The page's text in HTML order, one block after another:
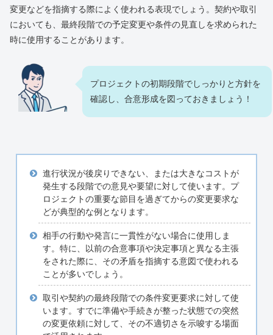
変更などを指摘する際によく使われる表現でしょう。契約や取引
においても、最終段階での予定変更や条件の見直しを求められた
時に使用することがあります。
プロジェクトの初期段階でしっかりと方針を
確認し、合意形成を図っておきましょう！
進行状況が後戻りできない、または大きなコストが
発生する段階での意見や要望に対して使います。プ
ロジェクトの重要な節目を過ぎてからの変更要求な
どが典型的な例となります。
相手の行動や発言に一貫性がない場合に使用しま
す。特に、以前の合意事項や決定事項と異なる主張
をされた際に、その矛盾を指摘する意図で使われる
ことが多いでしょう。
取引や契約の最終段階での条件変更要求に対して使
います。すでに準備や手続きが整った状態での突然
の変更依頼に対して、その不適切さを示唆する場面